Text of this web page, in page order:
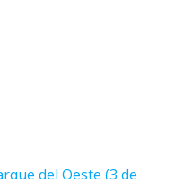
del Oeste (3 de